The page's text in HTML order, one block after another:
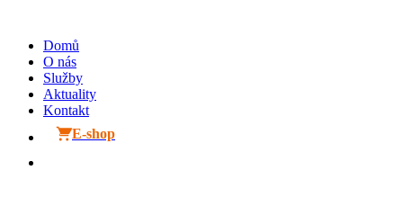
obsahuDomů
O nás
Služby
Aktuality
Kontakt
E-shop